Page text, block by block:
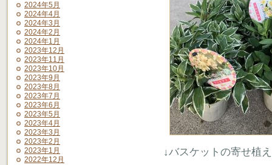
2024年5月
2024年4月
2024年3月
2024年2月
2024年1月
2023年12月
2023年11月
2023年10月
2023年9月
2023年8月
2023年7月
2023年6月
2023年5月
2023年4月
2023年3月
2023年2月
2023年1月
2022年12月
↓バスケットの寄せ植え